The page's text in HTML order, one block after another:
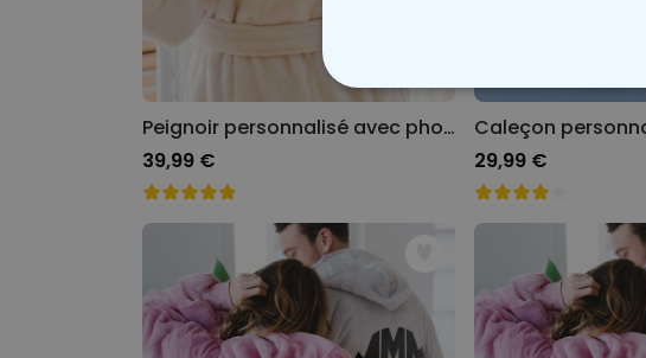
Peignoir personnalisé avec photo et texte motif feuilles
39,99 €
29,99 €
STRICTEMENT NÉCESSAIRE